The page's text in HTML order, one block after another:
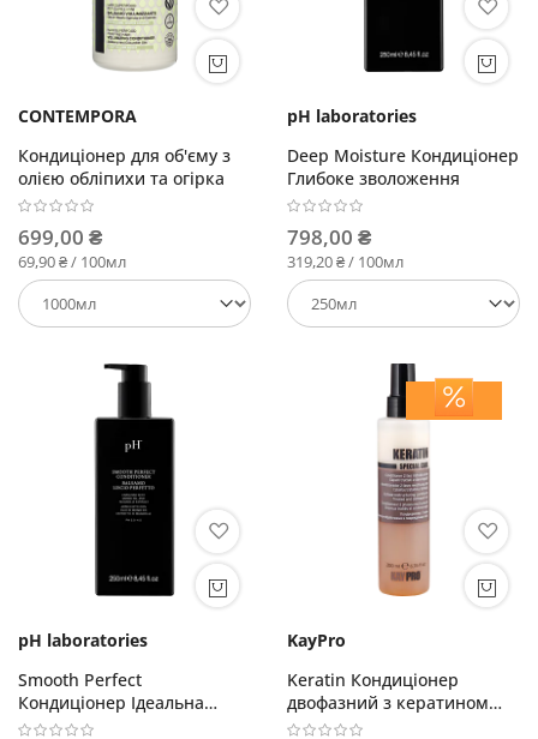
CONTEMPORA
Кондиціонер для об'єму з
олією обліпихи та огірка
699,00 ₴
69,90 ₴ / 100мл
pH laboratories
Deep Moisture Кондиціонер
Глибоке зволоження
798,00 ₴
319,20 ₴ / 100мл
pH laboratories
Smooth Perfect
Кондиціонер Ідеальна
гладкість
KayPro
Keratin Кондиціонер
двофазний з кератином
для хімічно пошкодженого